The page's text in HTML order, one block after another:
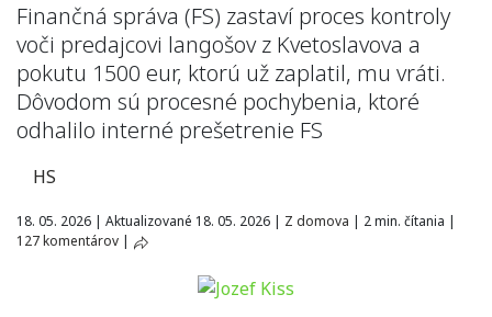
Finančná správa (FS) zastaví proces kontroly
voči predajcovi langošov z Kvetoslavova a
pokutu 1500 eur, ktorú už zaplatil, mu vráti.
Dôvodom sú procesné pochybenia, ktoré
odhalilo interné prešetrenie FS
HS
18. 05. 2026 | Aktualizované 18. 05. 2026 | Z domova | 2 min. čítania |
127 komentárov |